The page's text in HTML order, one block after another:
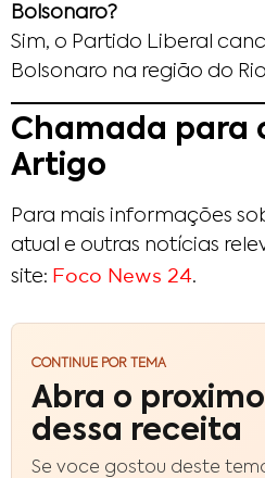
Bolsonaro?
Sim, o Partido Liberal
Bolsonaro na região do
Chamada para
Artigo
Para mais informações
atual e outras notícias
site: Foco News 24.
CONTINUE POR TEMA
Abra o
dessa receita
Se voce gostou deste